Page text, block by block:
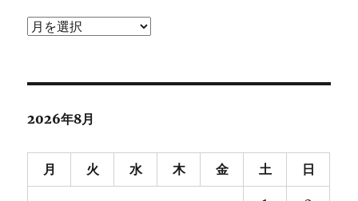
ア
ブ
2026年8月
月 火 水 木 金 土 日